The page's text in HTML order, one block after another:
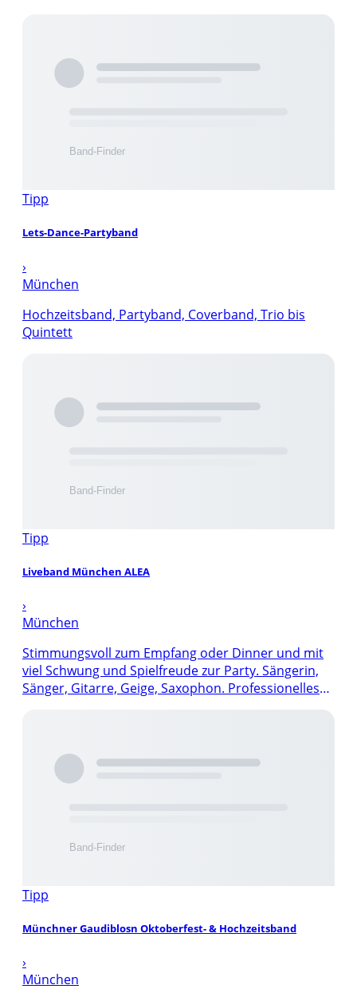
Tipp
Lets-Dance-Partyband
›
München
Hochzeitsband, Partyband, Coverband, Trio bis
Quintett
Tipp
Liveband München ALEA
›
München
Stimmungsvoll zum Empfang oder Dinner und mit
viel Schwung und Spielfreude zur Party. Sängerin,
Sänger, Gitarre, Geige, Saxophon. Professionelles
Tipp
Münchner Gaudiblosn Oktoberfest- & Hochzeitsband
›
München